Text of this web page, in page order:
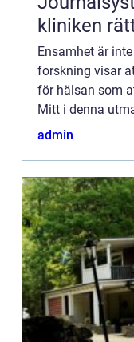
kliniken
Ensamhet är
forskning visar
för hälsan som
Mitt i denna
smarta...
admin